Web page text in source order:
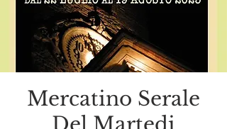
Mercatino Serale